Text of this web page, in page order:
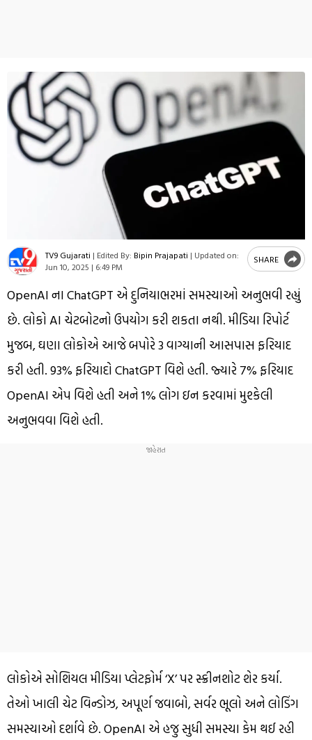
TV9 Gujarati | Edited By: Bipin Prajapati | Updated on:
Jun 10, 2025 | 6:49 PM
SHARE
OpenAI ના ChatGPT એ દુનિયાભરમાં સમસ્યાઓ અનુભવી રહ્યું
છે. લોકો AI ચેટબોટનો ઉપયોગ કરી શકતા નથી. મીડિયા રિપોર્ટ
મુજબ, ઘણા લોકોએ આજે બપોરે 3 વાગ્યાની આસપાસ ફરિયાદ
કરી હતી. 93% ફરિયાદો ChatGPT વિશે હતી. જ્યારે 7% ફરિયાદ
OpenAI એપ વિશે હતી અને 1% લોગ ઇન કરવામાં મુશ્કેલી
અનુભવવા વિશે હતી.
લોકોએ સોશિયલ મીડિયા પ્લેટફોર્મ ‘X’ પર સ્ક્રીનશોટ શેર કર્યા.
તેઓ ખાલી ચેટ વિન્ડોઝ, અપૂર્ણ જવાબો, સર્વર ભૂલો અને લોડિંગ
સમસ્યાઓ દર્શાવે છે. OpenAI એ હજુ સુધી સમસ્યા કેમ થઈ રહી